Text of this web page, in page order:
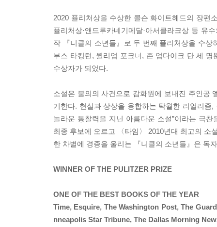
2020 퓰리처상을 수상한 콜슨 화이트헤드의 장편
퓰리처상·앤드루카네기메달·아서클라크상 등 유
작 『니클의 소년들』로 두 번째 퓰리처상을 수
부스 타킹턴, 윌리엄 포크너, 존 업다이크 단 세
수상자가 되었다.
소설은 불의의 사건으로 감화원에 보내진 주인공
기한다. 현실과 상상을 융합하는 탁월한 리얼리즘
놀라운 통찰력을 지닌 아름다운 소설”이라는 극
최종 후보에 오르고 〈타임〉 2010년대 최고의 소
한 차별에 경종을 울리는 『니클의 소년들』은 독
WINNER OF THE PULITZER PRIZE
ONE OF THE BEST BOOKS OF THE YEAR
Time, Esquire, The Washington Post, The
nneapolis Star Tribune, The Dallas Morning